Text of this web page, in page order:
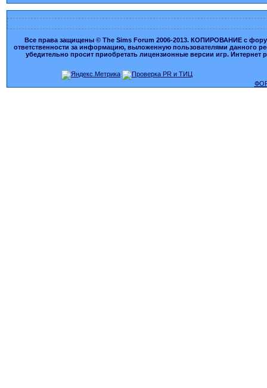
Все права защищены © The Sims Forum 2006-2013. КОПИРОВАНИЕ с
ответственности за информацию, выложенную пользователями данного
убедительно просит приобретать лицензионные версии игр.